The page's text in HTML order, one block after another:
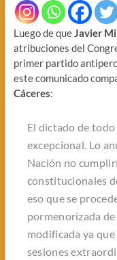
Luego de queJavier
atribuciones del
primer partido
este comunicado
Cáceres:
El dictado de
excepcional. Lo
Nación no
constitucionales
eso que se
pormenorizada
modificada ya
sesiones